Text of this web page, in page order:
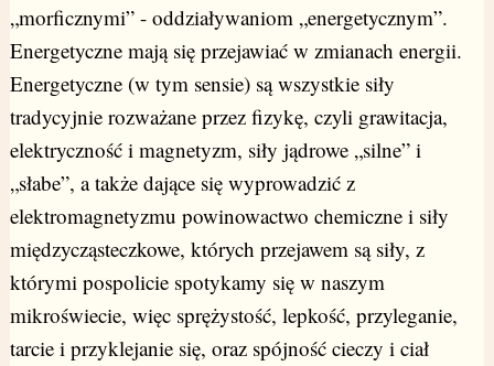
„morficznymi” - oddziaływaniom „energetycznym”.
Energetyczne mają się przejawiać w zmianach energii.
Energetyczne (w tym sensie) są wszystkie siły
tradycyjnie rozważane przez fizykę, czyli grawitacja,
elektryczność i magnetyzm, siły jądrowe „silne” i
„słabe”, a także dające się wyprowadzić z
elektromagnetyzmu powinowactwo chemiczne i siły
międzycząsteczkowe, których przejawem są siły, z
którymi pospolicie spotykamy się w naszym
mikroświecie, więc sprężystość, lepkość, przyleganie,
tarcie i przyklejanie się, oraz spójność cieczy i ciał